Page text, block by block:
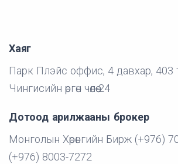
Хаяг
Парк Плэйс оффис, 4 давхар, 403
Чингисийн өргөн чөлөө-24
Дотоод арилжааны брокер
Монголын Хөрөнгийн Бирж (+976)
(+976) 8003-7272